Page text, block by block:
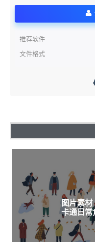
推荐软件
文件格式
图片素
卡通日常